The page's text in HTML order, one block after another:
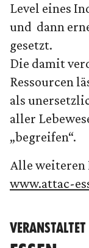
Level eines
und dann
gesetzt.
Die damit
Ressourcen
als
aller
„begreifen“.
Alle weiteren
www.attac-